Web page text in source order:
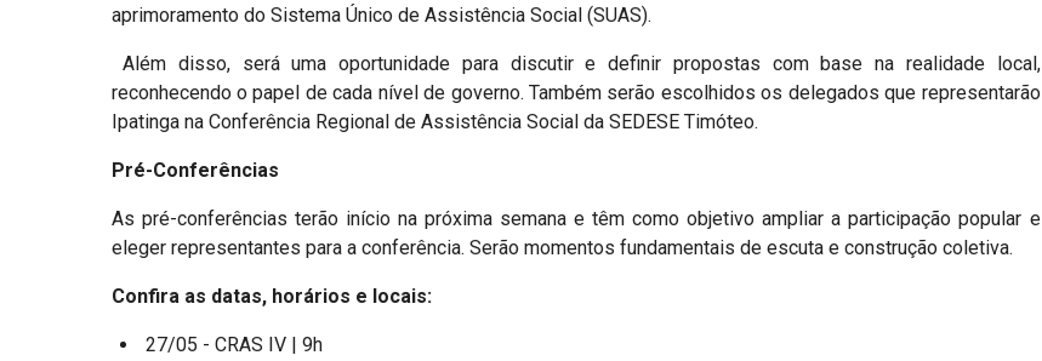
aprimoramento do Sistema Único de Assistência Social (SUAS).
Além disso, será uma oportunidade para discutir e definir propostas com base na realidade local,
reconhecendo o papel de cada nível de governo. Também serão escolhidos os delegados que representarão
Ipatinga na Conferência Regional de Assistência Social da SEDESE Timóteo.
Pré-Conferências
As pré-conferências terão início na próxima semana e têm como objetivo ampliar a participação popular e
eleger representantes para a conferência. Serão momentos fundamentais de escuta e construção coletiva.
Confira as datas, horários e locais:
27/05 - CRAS IV | 9h